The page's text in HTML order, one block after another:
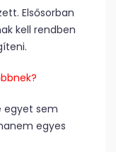
Elsősorban
kell rendben
egyet sem
egyes